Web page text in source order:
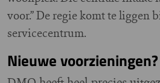
voor.” De regie komt te liggen
servicecentrum.
Nieuwe voorzieningen?